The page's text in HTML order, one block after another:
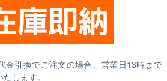
金引換でご注文の場合、営業日13時まで
します。